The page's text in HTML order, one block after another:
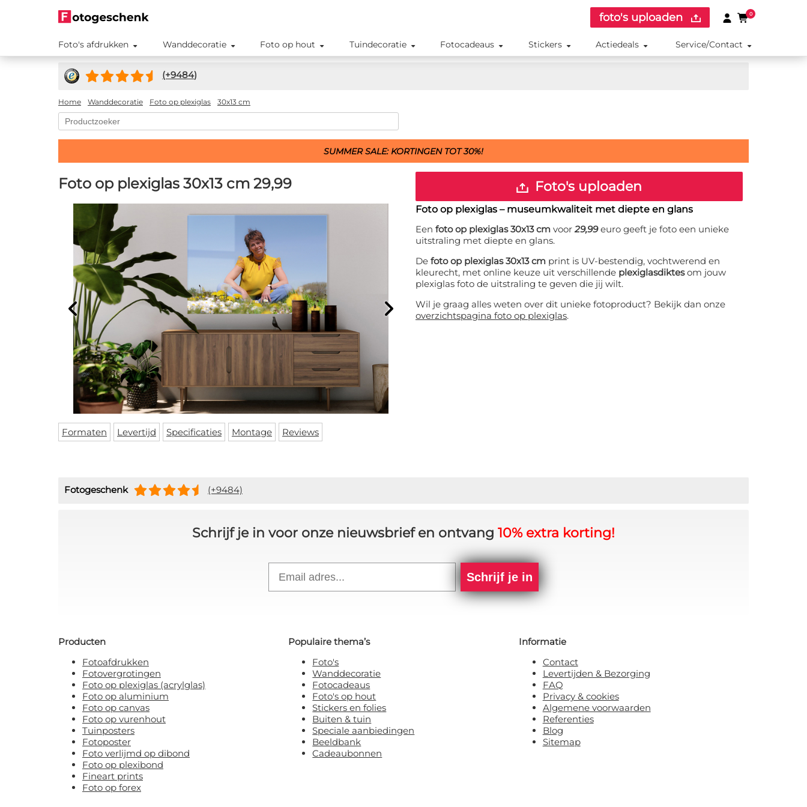
foto's uploaden 0
Foto's afdrukken Wanddecoratie Foto op hout Tuindecoratie Fotocadeaus Stickers Actiedeals Service/Contact
(+9484)
Home Wanddecoratie Foto op plexiglas 30x13 cm
SUMMER SALE: KORTINGEN TOT 30%!
Foto op plexiglas 30x13 cm 29,99
Formaten Levertijd Specificaties Montage Reviews
Foto's uploaden
Foto op plexiglas – museumkwaliteit met diepte en glans
Een foto op plexiglas 30x13 cm voor29,99euro geeft je foto een unieke
uitstraling met diepte en glans.
De foto op plexiglas 30x13 cm print is UV-bestendig, vochtwerend en
kleurecht, met online keuze uit verschillende plexiglasdiktesom jouw
plexiglas foto de uitstraling te geven die jij wilt.
Wil je graag alles weten over dit unieke fotoproduct? Bekijk dan onze
overzichtspagina foto op plexiglas.
Fotogeschenk (+9484)
Schrijf je in voor onze nieuwsbrief en ontvang 10% extra korting!
Schrijf je in
Producten
Fotoafdrukken
Fotovergrotingen
Foto op plexiglas (acrylglas)
Foto op aluminium
Foto op canvas
Foto op vurenhout
Tuinposters
Fotoposter
Foto verlijmd op dibond
Foto op plexibond
Fineart prints
Foto op forex
Populaire thema’s
Foto's
Wanddecoratie
Fotocadeaus
Foto's op hout
Stickers en folies
Buiten & tuin
Speciale aanbiedingen
Beeldbank
Cadeaubonnen
Informatie
Contact
Levertijden & Bezorging
FAQ
Privacy & cookies
Algemene voorwaarden
Referenties
Blog
Sitemap